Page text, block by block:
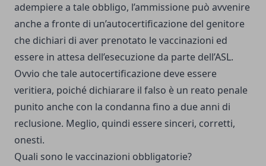
adempiere a tale obbligo, l’ammissione può avvenire
anche a fronte di un’autocertificazione del genitore
che dichiari di aver prenotato le vaccinazioni ed
essere in attesa dell’esecuzione da parte dell’ASL.
Ovvio che tale autocertificazione deve essere
veritiera, poiché dichiarare il falso è un reato penale
punito anche con la condanna fino a due anni di
reclusione. Meglio, quindi essere sinceri, corretti,
onesti.
Quali sono le vaccinazioni obbligatorie?